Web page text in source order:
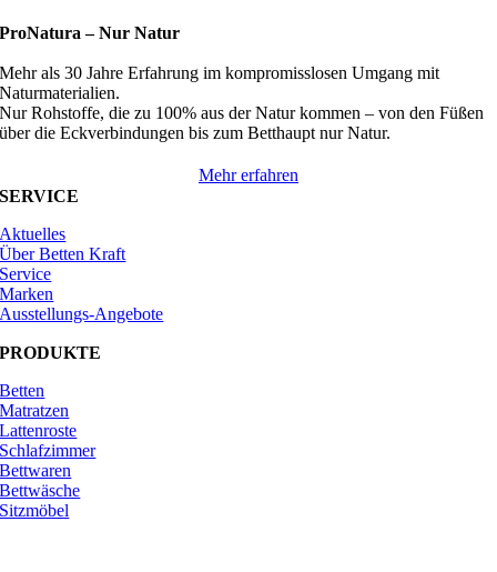
ProNatura –Nur Natur
Mehr als 30 Jahre Erfahrung im kompromisslosen Umgang mit
Naturmaterialien.
Nur Rohstoffe, die zu 100% aus der Natur kommen – von den Füßen
über die Eckverbindungen bis zum Betthaupt nur Natur.
Mehr erfahren
SERVICE
Aktuelles
Über Betten Kraft
Service
Marken
Ausstellungs-Angebote
PRODUKTE
Betten
Matratzen
Lattenroste
Schlafzimmer
Bettwaren
Bettwäsche
Sitzmöbel